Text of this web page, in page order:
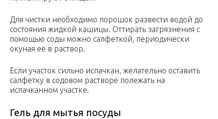
Для чистки необходимо порошок развести водой до
состояния жидкой кашицы. Оттирать загрязнения с
помощью соды можно салфеткой, периодически
окуная ее в раствор.
Если участок сильно испачкан, желательно оставить
салфетку в содовом растворе полежать на
испачканном участке.
Гель для мытья посуды